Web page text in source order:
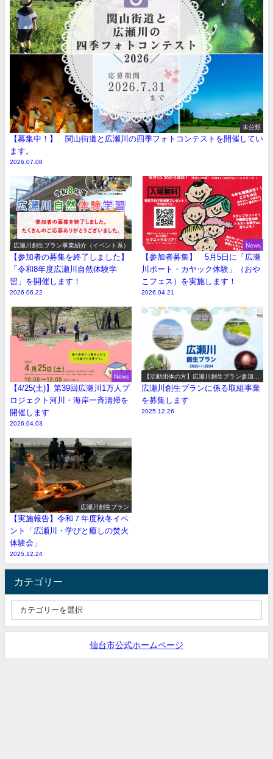
未分類
【募集中！】 関山街道と広瀬川の四季フォトコンテストを開催してい
ます。
2026.07.08
広瀬川創生プラン事業紹介（イベント系）
【参加者の募集を終了しました】
「令和8年度広瀬川自然体験学
習」を開催します！
2026.06.22
News
【参加者募集】 5月5日に「広瀬
川ボート・カヤック体験」（おや
こフェス）を実施します！
2026.04.21
News
【4/25(土)】第39回広瀬川1万人プ
ロジェクト河川・海岸一斉清掃を
開催します
2026.04.03
【活動団体の方】広瀬川創生プラン参加事
業の募集
広瀬川創生プランに係る取組事業
を募集します
2025.12.26
広瀬川創生プラン
【実施報告】令和７年度秋冬イベ
ント「広瀬川・学びと癒しの焚火
体験会」
2025.12.24
カテゴリー
仙台市公式ホームページ